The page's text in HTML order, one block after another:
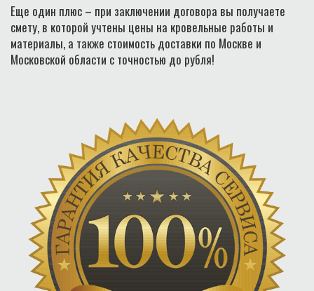
Еще один плюс – при заключении договора вы получаете
смету, в которой учтены цены на кровельные работы и
материалы, а также стоимость доставки по Москве и
Московской области с точностью до рубля!